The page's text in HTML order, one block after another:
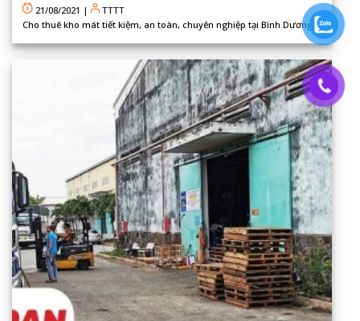
21/08/2021 |
TTTT
Cho thuê kho mát tiết kiệm, an toàn, chuyên nghiệp tại Bình Dương